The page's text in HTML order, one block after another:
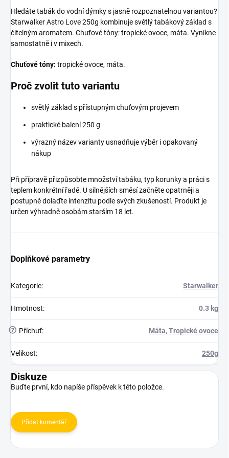
Hledáte tabák do vodní dýmky s jasně rozpoznatelnou variantou?
Starwalker Astro Love 250g kombinuje světlý tabákový základ s
čitelným aromatem. Chuťové tóny: tropické ovoce, máta. Vynikne
samostatně i v mixech.
Chuťové tóny: tropické ovoce, máta.
Proč zvolit tuto variantu
světlý základ s přístupným chuťovým projevem
praktické balení 250 g
výrazný název varianty usnadňuje výběr i opakovaný
nákup
Při přípravě přizpůsobte množství tabáku, typ korunky a práci s
teplem konkrétní řadě. U silnějších směsí začněte opatrněji a
postupně dolaďte intenzitu podle svých zkušeností. Produkt je
určen výhradně osobám starším 18 let.
Doplňkové parametry
Kategorie: Starwalker
Hmotnost: 0.3 kg
? Příchuť: Máta,Tropické ovoce
Velikost: 250g
Diskuze
Buďte první, kdo napíše příspěvek k této položce.
Přidat komentář